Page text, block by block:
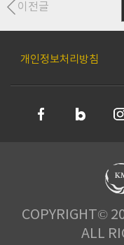
이전글
개인정보처리방침
COPYRIGHT©
ALL